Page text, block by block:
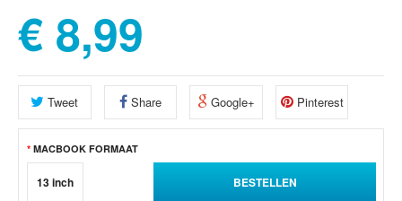
€ 8,99
Tweet Share Google+ Pinterest
MACBOOK FORMAAT
13 inch